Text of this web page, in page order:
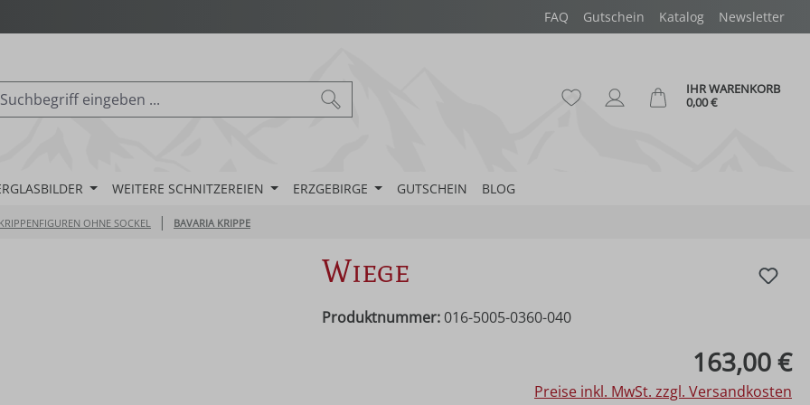
FAQ Gutschein Katalog Newsletter
Du hast 0 Produkte auf dem
IHR WARENKORB
0,00 €
WEITERE SCHNITZEREIEN ERZGEBIRGE GUTSCHEIN BLOG
KRIPPENFIGUREN OHNE SOCKEL | BAVARIA KRIPPE
Wiege
Produktnummer: 016-5005-0360-040
163,00 €
Preise inkl. MwSt. zzgl. Versandkosten